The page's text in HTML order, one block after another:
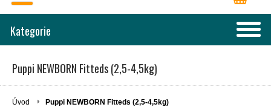
Kategorie
Puppi NEWBORN Fitteds (2,5-4,5kg)
Úvod Puppi NEWBORN Fitteds (2,5-4,5kg)